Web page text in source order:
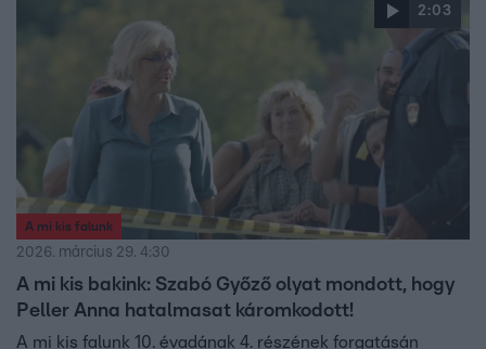
2:03
A mi kis falunk
2026. március 29. 4:30
A mi kis bakink: Szabó Győző olyat mondott, hogy
Peller Anna hatalmasat káromkodott!
A mi kis falunk 10. évadának 4. részének forgatásán